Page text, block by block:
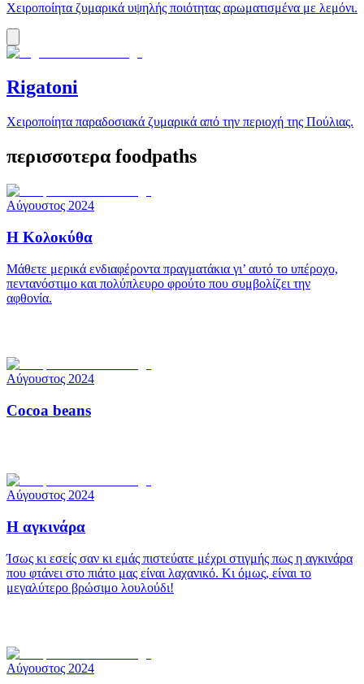
Χειροποίητα ζυμαρικά υψηλής ποιότητας αρωματισμένα με λεμόνι.
Rigatoni
Χειροποίητα παραδοσιακά ζυμαρικά από την περιοχή της Πούλιας.
περισσοτερα foodpaths
Αύγουστος 2024
Η Κολοκύθα
Μάθετε μερικά ενδιαφέροντα πραγματάκια γι’ αυτό το υπέροχο,
πεντανόστιμο και πολύπλευρο φρούτο που συμβολίζει την
αφθονία.
Αύγουστος 2024
Cocoa beans
Αύγουστος 2024
Η αγκινάρα
Ίσως κι εσείς σαν κι εμάς πιστεύατε μέχρι στιγμής πως η αγκινάρα
που φτάνει στο πιάτο μας είναι λαχανικό. Κι όμως, είναι το
μεγαλύτερο βρώσιμο λουλούδι!
Αύγουστος 2024